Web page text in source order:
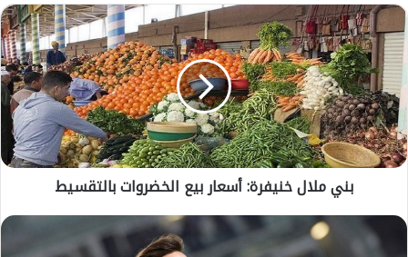
ب
ن
ي
م
ل
ا
ل
خ
ن
ر
بني ملال خنيفرة: أسعار بيع الخضروات بالتقسيط
س